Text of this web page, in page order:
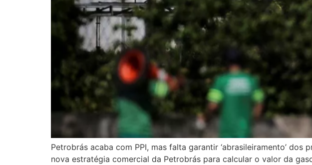
Petrobrás acaba com PPI, mas falta garantir ‘abrasileiramento’
nova estratégia comercial da Petrobrás para calcular o valor da